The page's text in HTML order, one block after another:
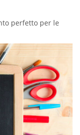
perfetto per le